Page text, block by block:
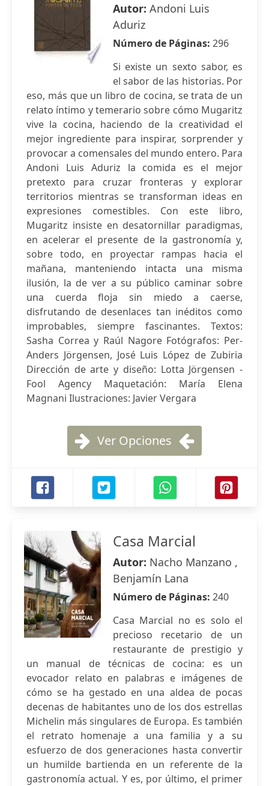
Autor: Andoni Luis
Aduriz
Número de Páginas: 296
Si existe un sexto sabor, es
el sabor de las historias. Por
eso, más que un libro de cocina, se trata de un
relato íntimo y temerario sobre cómo Mugaritz
vive la cocina, haciendo de la creatividad el
mejor ingrediente para inspirar, sorprender y
provocar a comensales del mundo entero. Para
Andoni Luis Aduriz la comida es el mejor
pretexto para cruzar fronteras y explorar
territorios mientras se transforman ideas en
expresiones comestibles. Con este libro,
Mugaritz insiste en desatornillar paradigmas,
en acelerar el presente de la gastronomía y,
sobre todo, en proyectar rampas hacia el
mañana, manteniendo intacta una misma
ilusión, la de ver a su público caminar sobre
una cuerda floja sin miedo a caerse,
disfrutando de desenlaces tan inéditos como
improbables, siempre fascinantes. Textos:
Sasha Correa y Raúl Nagore Fotógrafos: Per-
Anders Jörgensen, José Luis López de Zubiria
Dirección de arte y diseño: Lotta Jörgensen -
Fool Agency Maquetación: María Elena
Magnani Ilustraciones: Javier Vergara
Ver Opciones
Casa Marcial
Autor: Nacho Manzano ,
Benjamín Lana
Número de Páginas: 240
Casa Marcial no es solo el
precioso recetario de un
restaurante de prestigio y
un manual de técnicas de cocina: es un
evocador relato en palabras e imágenes de
cómo se ha gestado en una aldea de pocas
decenas de habitantes uno de los dos estrellas
Michelin más singulares de Europa. Es también
el retrato homenaje a una familia y a su
esfuerzo de dos generaciones hasta convertir
un humilde bartienda en un referente de la
gastronomía actual. Y es, por último, el primer